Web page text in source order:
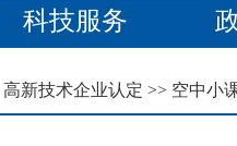
科技服务
高新技术企业认定 >> 空中小